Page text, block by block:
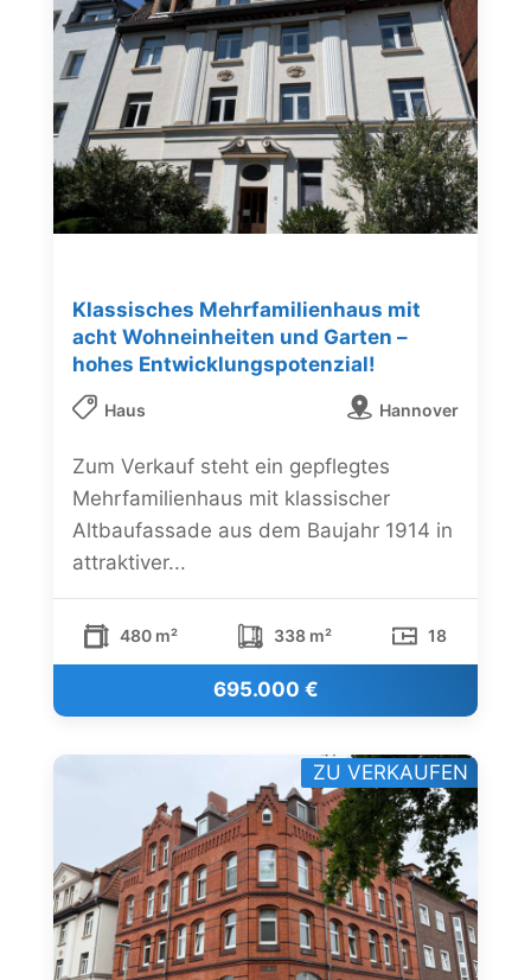
Klassisches Mehrfamilienhaus mit
acht Wohneinheiten und Garten –
hohes Entwicklungspotenzial!
Haus Hannover
Zum Verkauf steht ein gepflegtes
Mehrfamilienhaus mit klassischer
Altbaufassade aus dem Baujahr 1914 in
attraktiver...
480 m² 338 m² 18
695.000 €
ZU VERKAUFEN